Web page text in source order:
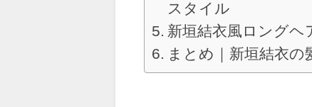
スタイル
新垣結衣風ロングヘ
まとめ｜新垣結衣の